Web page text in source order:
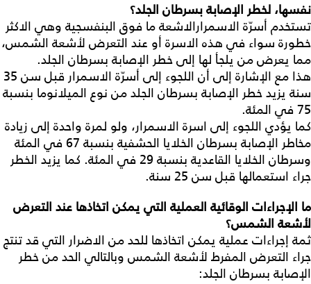
نفسها، لخطر الإصابةبسرطان الجلد؟
تستخدم أسرّة الاسمرارالاشعة ما فوق البنفسجية وهي الاكثر
خطورة سواء في هذه الاسرة أو عند التعرض لأشعة الشمس،
مما يعرض من يلجأ لها إلى خطر الإصابة بسرطان الجلد.
هذا مع الإشارة إلى أن اللجوء إلى أسرّة الاسمرار قبل سن 35
سنة يزيد خطر الإصابة بسرطان الجلد من نوع الميلانوما بنسبة
75 في المئة.
كما يؤدي اللجوء إلى اسرة الاسمرار، ولو لمرة واحدة إلى زيادة
مخاطر الإصابة بسرطان الخلايا الحشفية بنسبة 67 في المئة
وسرطان الخلايا القاعدية بنسبة 29 في المئة. كما يزيد الخطر
جراء استعمالها قبل سن 25 سنة.
ما الإجراءات الوقائية العملية التي يمكن اتخاذها عند التعرض
لأشعة الشمس؟
ثمة إجراءات عملية يمكن اتخاذها للحد من الاضرار التي قد تنتج
جراء التعرض المفرط لأشعة الشمس وبالتالي الحد من خطر
الإصابة بسرطان الجلد: